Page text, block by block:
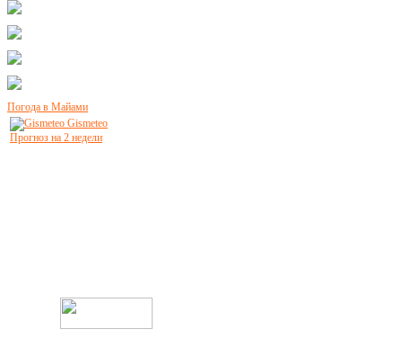
Погода в Майами
Gismeteo
Прогноз на 2 недели